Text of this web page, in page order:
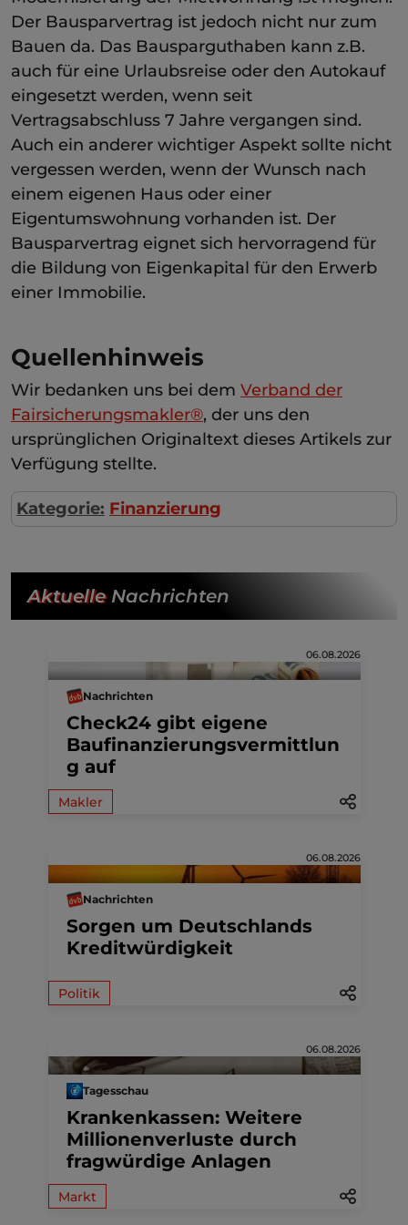
Der Bausparvertrag ist jedoch nicht nur zum
Bauen da. Das Bausparguthaben kann z.B.
auch für eine Urlaubsreise oder den Autokauf
eingesetzt werden, wenn seit
Vertragsabschluss 7 Jahre vergangen sind.
Auch ein anderer wichtiger Aspekt sollte nicht
vergessen werden, wenn der Wunsch nach
einem eigenen Haus oder einer
Eigentumswohnung vorhanden ist. Der
Bausparvertrag eignet sich hervorragend für
die Bildung von Eigenkapital für den Erwerb
einer Immobilie.
Quellenhinweis
Wir bedanken uns bei dem Verband der
Fairsicherungsmakler®, der uns den
ursprünglichen Originaltext dieses Artikels zur
Verfügung stellte.
Kategorie: Finanzierung
AktuelleNachrichten
06.08.2026
Nachrichten
Check24 gibt eigene
Baufinanzierungsvermittlun
g auf
Makler
06.08.2026
Nachrichten
Sorgen um Deutschlands
Kreditwürdigkeit
Politik
06.08.2026
Tagesschau
Krankenkassen: Weitere
Millionenverluste durch
fragwürdige Anlagen
Markt